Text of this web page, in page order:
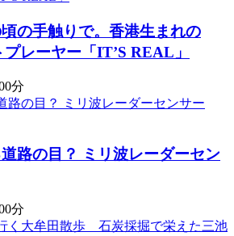
の手触りで。香港生まれの
レーヤー「IT’S REAL」
分
路の目？ ミリ波レーダーセン
分